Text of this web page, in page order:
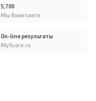
5,700
Мы Вконтакте
On-line результаты
MyScore.ru